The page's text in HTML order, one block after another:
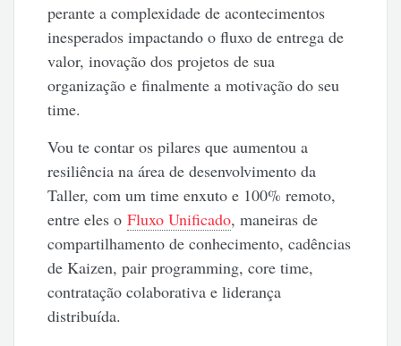
perante a complexidade de acontecimentos
inesperados impactando o fluxo de entrega de
valor, inovação dos projetos de sua
organização e finalmente a motivação do seu
time.
Vou te contar os pilares que aumentou a
resiliência na área de desenvolvimento da
Taller, com um time enxuto e 100% remoto,
entre eles oFluxo Unificado, maneiras de
compartilhamento de conhecimento, cadências
de Kaizen, pair programming, core time,
contratação colaborativa e liderança
distribuída.